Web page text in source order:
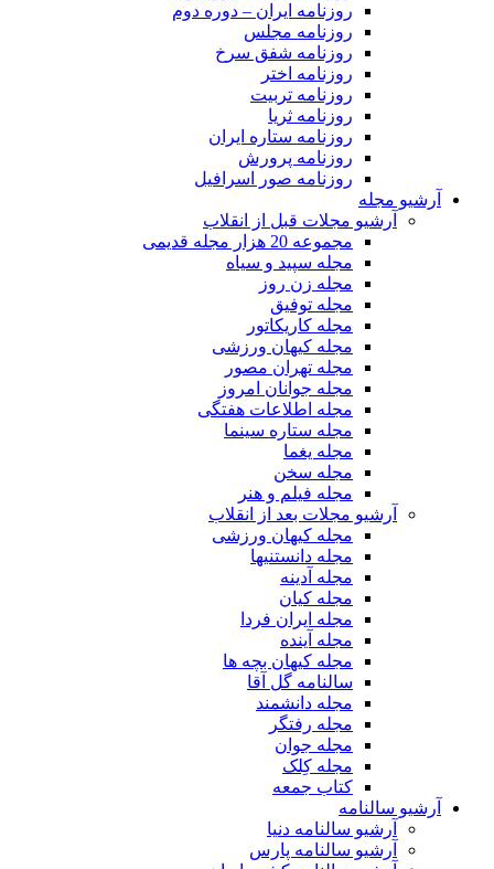
روزنامه ایران – دوره دوم
روزنامه مجلس
روزنامه شفق سرخ
روزنامه اختر
روزنامه تربیت
روزنامه ثریا
روزنامه ستاره ایران
روزنامه پرورش
روزنامه صور اسرافیل
آرشیو مجله
آرشیو مجلات قبل از انقلاب
مجموعه 20 هزار مجله قدیمی
مجله سپید و سیاه
مجله زن روز
مجله توفیق
مجله کاریکاتور
مجله کیهان ورزشی
مجله تهران مصور
مجله جوانان امروز
مجله اطلاعات هفتگی
مجله ستاره سینما
مجله یغما
مجله سخن
مجله فیلم و هنر
آرشیو مجلات بعد از انقلاب
مجله کیهان ورزشی
مجله دانستنیها
مجله آدینه
مجله کیان
مجله ایران فردا
مجله آینده
مجله کیهان بچه ها
سالنامه گل آقا
مجله دانشمند
مجله رفتگر
مجله جوان
مجله کِلک
کتاب جمعه
آرشیو سالنامه
آرشیو سالنامه دنیا
آرشیو سالنامه پارس